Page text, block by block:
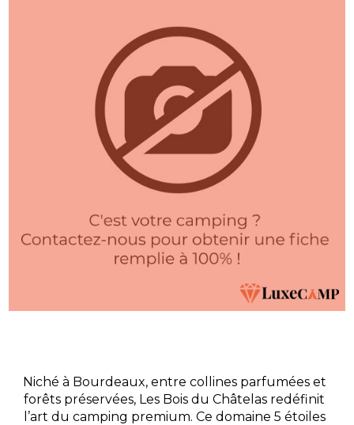
Niché à Bourdeaux, entre collines parfumées et
forêts préservées, Les Bois du Châtelas redéfinit
l’art du camping premium. Ce domaine 5 étoiles